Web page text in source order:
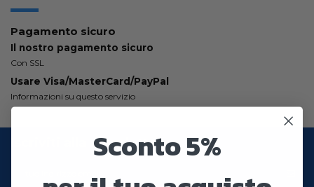
Pagamento sicuro
Il nostro pagamento sicuro
Con SSL
Usare Visa/MasterCard/PayPal
Informazioni su questo servizio
Iscriviti alla newsletter
Sconto 5%